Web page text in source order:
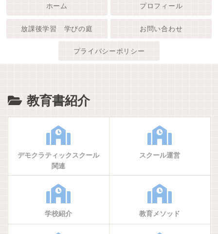
ホーム プロフィール
放課後学習 学びの庭 お問い合わせ
プライバシーポリシー
教育書紹介
デモクラティックスクール
関連
スクール運営
学校紹介 教育メソッド